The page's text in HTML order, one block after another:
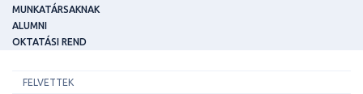
MUNKATÁRSAKNAK
ALUMNI
OKTATÁSI REND
FELVETTEK